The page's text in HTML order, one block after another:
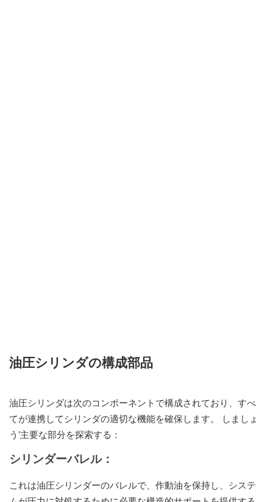
油圧シリンダの構成部品
油圧シリンダは次のコンポーネントで構成されており、すべ
てが連携してシリンダの適切な機能を確保します。 しましょ
う’主要な部分を探索する：
シリンダーバレル：
これは油圧シリンダーのバレルで、作動油を保持し、システ